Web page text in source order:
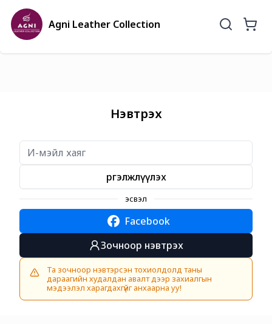
Agni Leather Collection
Нэвтрэх
Үргэлжлүүлэх
эсвэл
Facebook
Зочноор нэвтрэх
Та зочноор нэвтэрсэн тохиолдолд таны
дараагийн худалдан авалт дээр захиалгын
мэдээлэл харагдахгүйг анхаарна уу!